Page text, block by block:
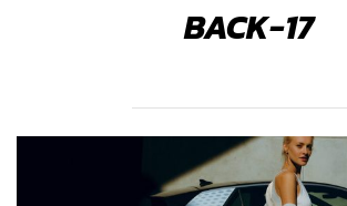
BACK-17